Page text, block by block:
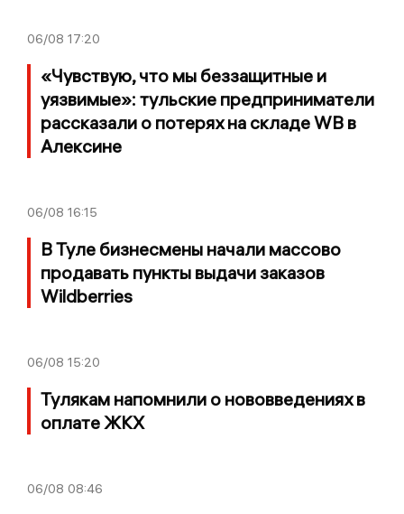
06/08 17:20
«Чувствую, что мы беззащитные и
уязвимые»: тульские предприниматели
рассказали о потерях на складе WB в
Алексине
06/08 16:15
В Туле бизнесмены начали массово
продавать пункты выдачи заказов
Wildberries
06/08 15:20
Тулякам напомнили о нововведениях в
оплате ЖКХ
06/08 08:46